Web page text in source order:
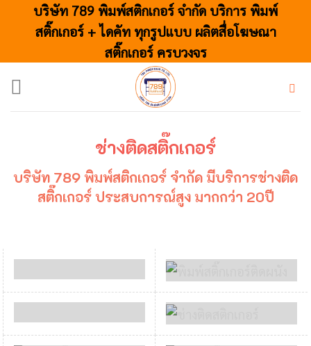
บริษัท 789 พิมพ์สติกเกอร์ จำกัด บริการ พิมพ์
สติ๊กเกอร์ + ไดคัท ทุกรูปแบบ ผลิตสื่อโฆษณา
สติ๊กเกอร์ ครบวงจร
ช่างติดสติ๊กเกอร์
บริษัท 789 พิมพ์สติกเกอร์ จำกัด มีบริการช่างติด
สติ๊กเกอร์ ประสบการณ์สูง มากกว่า 20ปี